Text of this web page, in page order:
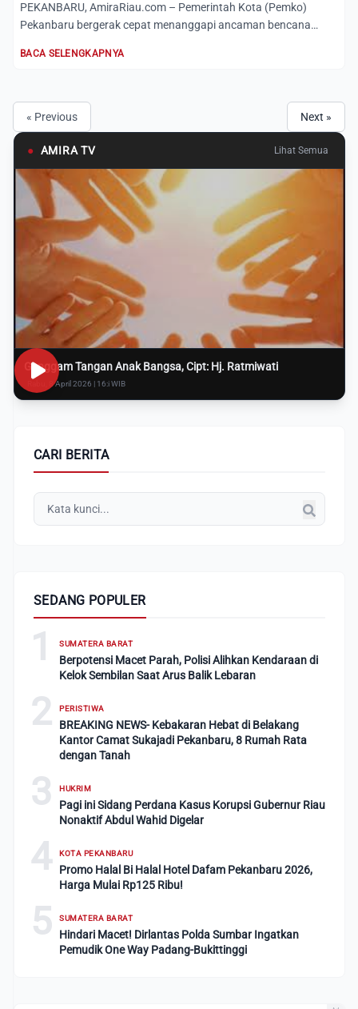
PEKANBARU, AmiraRiau.com – Pemerintah Kota (Pemko)
Pekanbaru bergerak cepat menanggapi ancaman bencana
BACA SELENGKAPNYA
« Previous Next »
● AMIRA TV Lihat Semua
Genggam Tangan Anak Bangsa, Cipt: Hj. Ratmiwati
Rabu, 8 April 2026 | 16:i WIB
CARI BERITA
SEDANG POPULER
1 SUMATERA BARAT
Berpotensi Macet Parah, Polisi Alihkan Kendaraan di
Kelok Sembilan Saat Arus Balik Lebaran
2 PERISTIWA
BREAKING NEWS- Kebakaran Hebat di Belakang
Kantor Camat Sukajadi Pekanbaru, 8 Rumah Rata
dengan Tanah
3 HUKRIM
Pagi ini Sidang Perdana Kasus Korupsi Gubernur Riau
Nonaktif Abdul Wahid Digelar
4 KOTA PEKANBARU
Promo Halal Bi Halal Hotel Dafam Pekanbaru 2026,
Harga Mulai Rp125 Ribu!
5 SUMATERA BARAT
Hindari Macet! Dirlantas Polda Sumbar Ingatkan
Pemudik One Way Padang-Bukittinggi